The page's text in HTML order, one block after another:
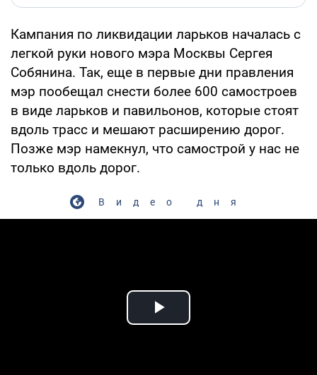
Кампания по ликвидации ларьков началась с
легкой руки нового мэра Москвы Сергея
Собянина. Так, еще в первые дни правления
мэр пообещал снести более 600 самостроев
в виде ларьков и павильонов, которые стоят
вдоль трасс и мешают расширению дорог.
Позже мэр намекнул, что самострой у нас не
только вдоль дорог.
Видео дня
Play Video